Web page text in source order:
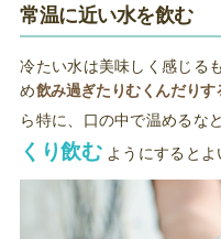
常温に近い水を飲む
冷たい水は美味しく感じる
め飲み過ぎたりむくんだりす
ら特に、口の中で温めるな
くり飲む ようにするとよ